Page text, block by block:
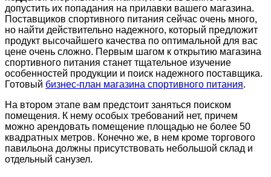
допустить их попадания на прилавки вашего магазина.
Поставщиков спортивного питания сейчас очень много,
но найти действительно надежного, который предложит
продукт высочайшего качества по оптимальной для вас
цене очень сложно. Первым шагом к открытию магазина
спортивного питания станет тщательное изучение
особенностей продукции и поиск надежного поставщика.
Готовый бизнес-план магазина спортивного питания.
На втором этапе вам предстоит заняться поиском
помещения. К нему особых требований нет, причем
можно арендовать помещение площадью не более 50
квадратных метров. Конечно же, в нем кроме торгового
павильона должны присутствовать небольшой склад и
отдельный санузел.